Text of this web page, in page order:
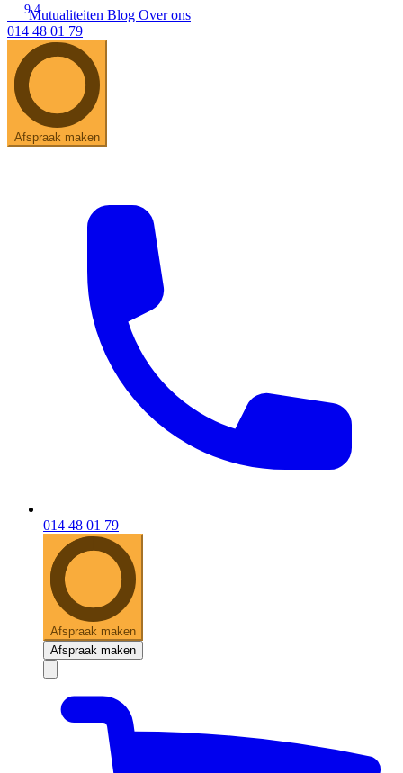
Zoeken
Snel zoeken
Hoorapparaatbatterijen
ReSound Vivia
Oticon IntentSignia Silk
9.4
Mutualiteiten Blog Over ons
014 48 01 79
Afspraak maken
014 48 01 79
Afspraak maken
Afspraak maken